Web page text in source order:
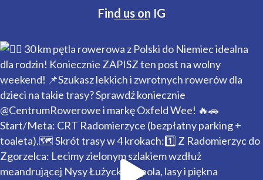
Find us on IG